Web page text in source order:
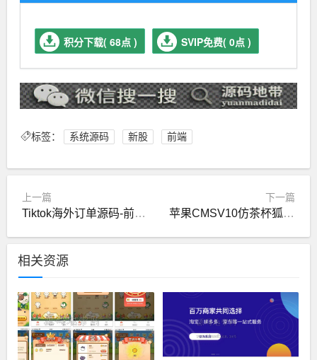
积分下载( 68点 ) SVIP免费( 0点 )
标签： 系统源码 新股 前端
上一篇
Tiktok海外订单源码-前后端分离+前端编译后无源码
下一篇
苹果CMSV10仿茶杯狐自适应视频模板源码 PC+WAP自适应视频模板
相关资源